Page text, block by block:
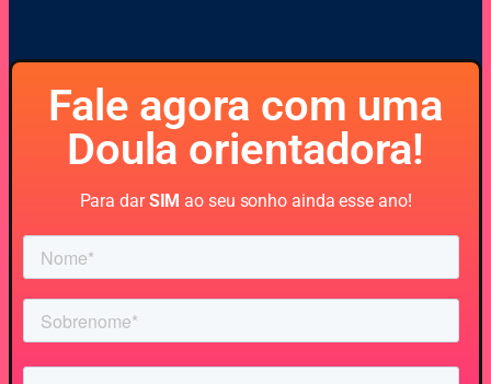
Fale agora com uma
Doula orientadora!
Para darSIM ao seu sonho ainda esse ano!